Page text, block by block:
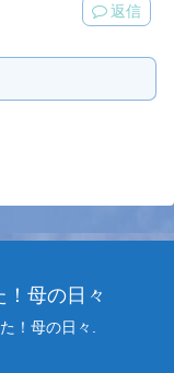
返信
母の日々
！母の日々.